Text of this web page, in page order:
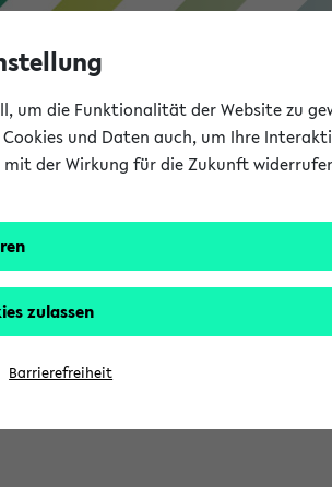
gestartet (06.08.26)
um die Funktionalität der Website zu
und Daten auch, um Ihre
mit der Wirkung für die Zukunft
zulassen
Barrierefreiheit